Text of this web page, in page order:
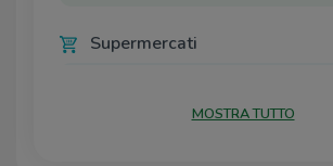
Supermercati
MOSTRA TUTTO